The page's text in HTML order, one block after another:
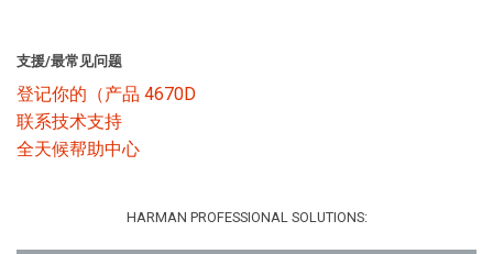
支援/最常见问题
登记你的（产品 4670D
联系技术支持
全天候帮助中心
HARMAN PROFESSIONAL SOLUTIONS: